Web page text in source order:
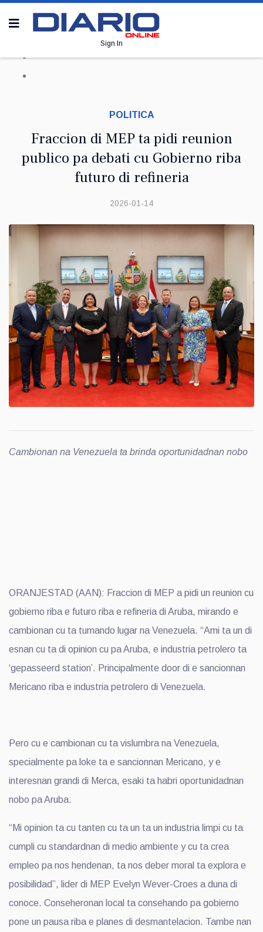
Sign In
POLITICA
Fraccion di MEP ta pidi reunion
publico pa debati cu Gobierno riba
futuro di refineria
2026-01-14
Cambionan na Venezuela ta brinda oportunidadnan nobo
ORANJESTAD (AAN): Fraccion di MEP a pidi un reunion cu
gobierno riba e futuro riba e refineria di Aruba, mirando e
cambionan cu ta tumando lugar na Venezuela. “Ami ta un di
esnan cu ta di opinion cu pa Aruba, e industria petrolero ta
‘gepasseerd station’. Principalmente door di e sancionnan
Mericano riba e industria petrolero di Venezuela.
Pero cu e cambionan cu ta vislumbra na Venezuela,
specialmente pa loke ta e sancionnan Mericano, y e
interesnan grandi di Merca, esaki ta habri oportunidadnan
nobo pa Aruba.
“Mi opinion ta cu tanten cu ta un ta un industria limpi cu ta
cumpli cu standardnan di medio ambiente y cu ta crea
empleo pa nos hendenan, ta nos deber moral ta explora e
posibilidad”, lider di MEP Evelyn Wever-Croes a duna di
conoce. Conseheronan local ta consehando pa gobierno
pone un pausa riba e planes di desmantelacion. Tambe nan